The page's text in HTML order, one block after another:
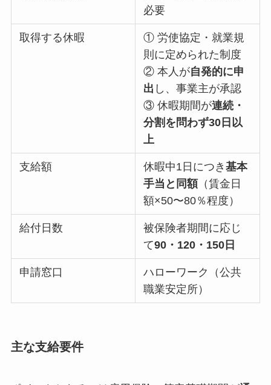
必要
取得する休暇
① 労使協定・就業規
則に定められた制度
② 本人が自発的に申
出 し、事業主が承認
③ 休暇期間が連続・
分割を問わず30日以
上
支給額 休暇中1日につき基本
手当と同額（賃金日
額×50〜80％程度）
給付日数
被保険者期間に応じ
て90・120・150日
申請窓口
ハローワーク（公共
職業安定所）
主な支給要件